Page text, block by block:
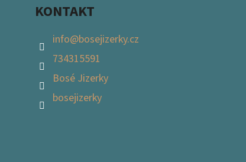
KONTAKT
info@bosejizerky.cz
734315591
Bosé Jizerky
bosejizerky